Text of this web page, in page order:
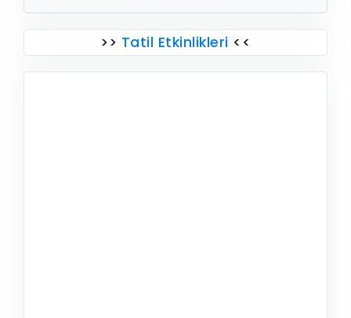
>> Tatil Etkinlikleri <<